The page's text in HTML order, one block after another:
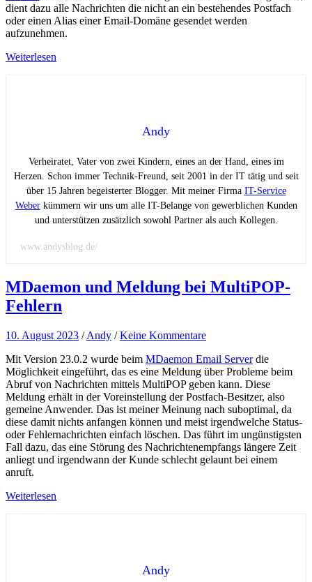
dient dazu alle Nachrichten die nicht an ein bestehendes Postfach
oder einen Alias einer Email-Domäne gesendet werden
aufzunehmen.
Weiterlesen
Andy
Verheiratet, Vater von zwei Kindern, eines an der Hand, eines im
Herzen. Schon immer Technik-Freund, seit 2001 in der IT tätig und seit
über 15 Jahren begeisterter Blogger. Mit meiner Firma IT-Service
Weberkümmern wir uns um alle IT-Belange von gewerblichen Kunden
und unterstützen zusätzlich sowohl Partner als auch Kollegen.
www.andysblog.de/
MDaemon und Meldung bei MultiPOP-
Fehlern
10. August 2023 /Andy /Keine Kommentare
Mit Version 23.0.2 wurde beim MDaemon Email Serverdie
Möglichkeit eingeführt, das es eine Meldung über Probleme beim
Abruf von Nachrichten mittels MultiPOP geben kann. Diese
Meldung erhält in der Voreinstellung der Postfach-Besitzer, also
gemeine Anwender. Das ist meiner Meinung nach suboptimal, da
diese damit nichts anfangen können und meist irgendwelche Status-
oder Fehlernachrichten einfach löschen. Das führt im ungünstigsten
Fall dazu, das eine Störung des Nachrichtenempfangs längere Zeit
anliegt und irgendwann der Kunde schlecht gelaunt bei einem
anruft.
Weiterlesen
Andy